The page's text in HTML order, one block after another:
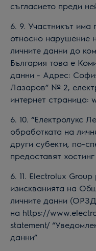
съгласието преди
6. 9. Участникът
относно нарушение
личните данни до
България това е
данни - Адрес:
Лазаров” № 2,
интернет страница:
6. 10. “Електролукс
обработката на
други субекти, по-
предоставят
6. 11. Electrolux
изискванията на
личните данни
на https://
statement/
данни”